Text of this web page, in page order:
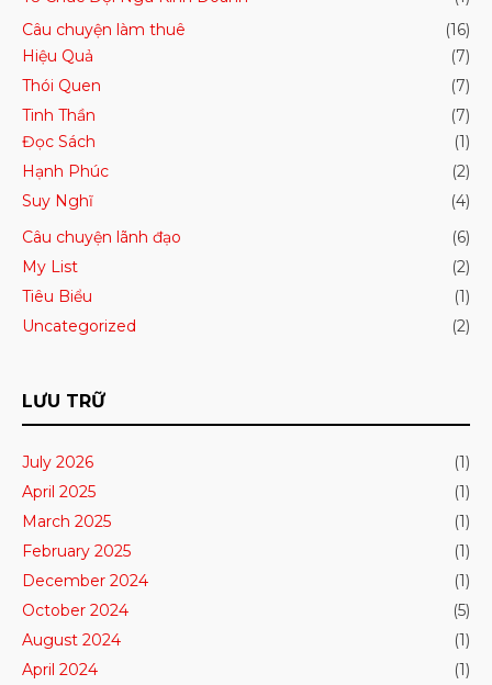
Câu chuyện làm thuê
(16)
Hiệu Quả
(7)
Thói Quen
(7)
Tinh Thần
(7)
Đọc Sách
(1)
Hạnh Phúc
(2)
Suy Nghĩ
(4)
Câu chuyện lãnh đạo
(6)
My List
(2)
Tiêu Biểu
(1)
Uncategorized
(2)
LƯU TRỮ
July 2026
(1)
April 2025
(1)
March 2025
(1)
February 2025
(1)
December 2024
(1)
October 2024
(5)
August 2024
(1)
April 2024
(1)